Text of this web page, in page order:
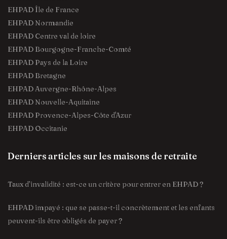
EHPAD Île de France
EHPAD Normandie
EHPAD Centre val de loire
EHPAD Bourgogne-Franche-Comté
EHPAD Pays de la Loire
EHPAD Bretagne
EHPAD Auvergne-Rhône-Alpes
EHPAD Nouvelle-Aquitaine
EHPAD Provence-Alpes-Côte d'Azur
EHPAD Occitanie
Derniers articles sur les maisons de retraite
Taux d’invalidité : est-ce un critère pour entrer en EHPAD ?
EHPAD impayé : que se passe-t-il concrètement et les enfants
peuvent-ils être obligés de payer ?